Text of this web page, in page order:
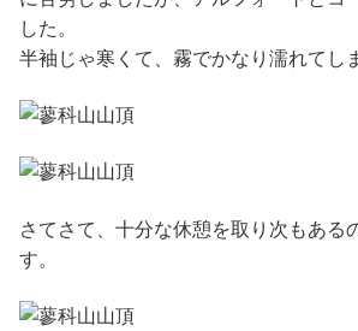
した。
半袖じゃ寒くて、霧でかなり濡れてし
さてさて、十分な休憩を取り次もある
す。